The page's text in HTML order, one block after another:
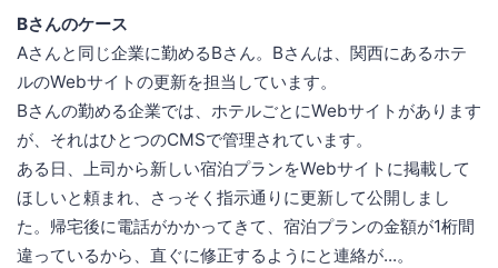
Bさんのケース
Aさんと同じ企業に勤めるBさん。Bさんは、関西にあるホテ
ルのWebサイトの更新を担当しています。
Bさんの勤める企業では、ホテルごとにWebサイトがあります
が、それはひとつのCMSで管理されています。
ある日、上司から新しい宿泊プランをWebサイトに掲載して
ほしいと頼まれ、さっそく指示通りに更新して公開しまし
た。帰宅後に電話がかかってきて、宿泊プランの金額が1桁間
違っているから、直ぐに修正するようにと連絡が...。